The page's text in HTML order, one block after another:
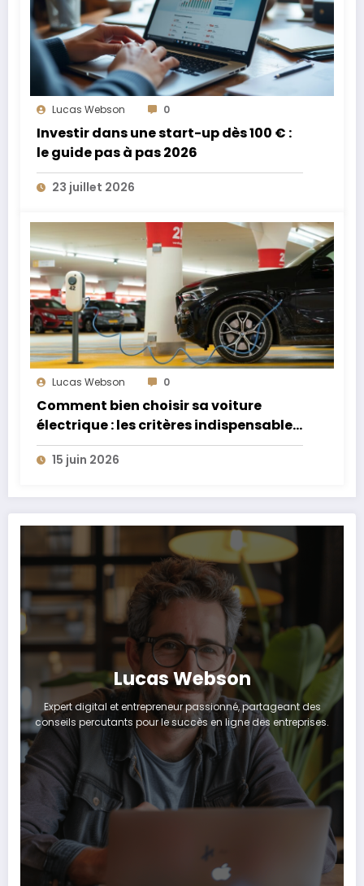
Lucas Webson 0
Investir dans une start-up dès 100 € :
le guide pas à pas 2026
23 juillet 2026
Lucas Webson 0
Comment bien choisir sa voiture
électrique : les critères indispensables
à connaître
15 juin 2026
Lucas Webson
Expert digital et entrepreneur passionné, partageant des
conseils percutants pour le succès en ligne des entreprises.